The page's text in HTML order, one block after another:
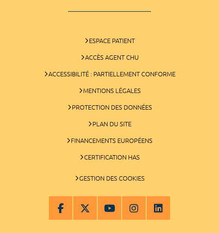
ESPACE PATIENT
ACCÈS AGENT CHU
ACCESSIBILITÉ : PARTIELLEMENT CONFORME
MENTIONS LÉGALES
PROTECTION DES DONNÉES
PLAN DU SITE
FINANCEMENTS EUROPÉENS
CERTIFICATION HAS
GESTION DES COOKIES